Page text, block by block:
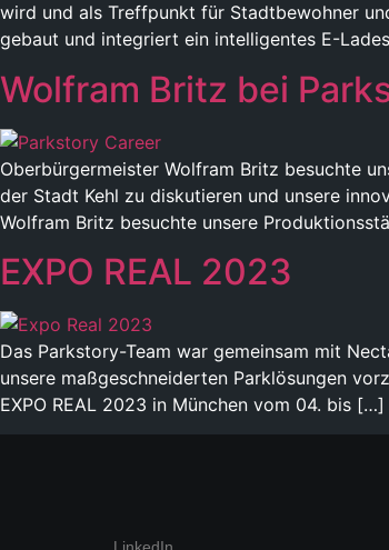
wird und als Treffpunkt für Stadtbewohner
gebaut und integriert ein intelligentes E-
Wolfram Britz bei
Oberbürgermeister Wolfram Britz besuchte
der Stadt Kehl zu diskutieren und unsere
Wolfram Britz besuchte unsere
EXPO REAL 2023
Das Parkstory-Team war gemeinsam mit
unsere maßgeschneiderten Parklösungen
EXPO REAL 2023 in München vom 04. bis […]